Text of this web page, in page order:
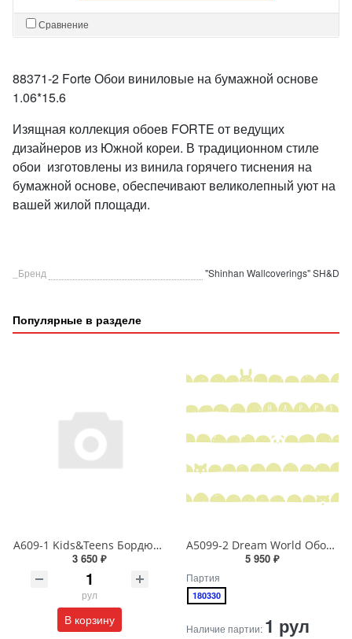
Сравнение
88371-2 Forte Обои виниловые на бумажной основе
1.06*15.6
Изящная коллекция обоев FORTE от ведущих
дизайнеров из Южной кореи. В традиционном стиле
обои изготовлены из винила горячего тиснения на
бумажной основе, обеспечивают великолепный уют на
вашей жилой площади.
_Бренд "Shinhan Wallcoverings" SH&D
Популярные в разделе
A609-1 Kids&Teens Бордюр виниловый на бумажной основе 1,06*10
3 650 ₽
рул
В корзину
A5099-2 Dream World Обои виниловые на бумажной основе 1.06*15.6
5 950 ₽
Партия
180330
Наличие партии: 1 рул